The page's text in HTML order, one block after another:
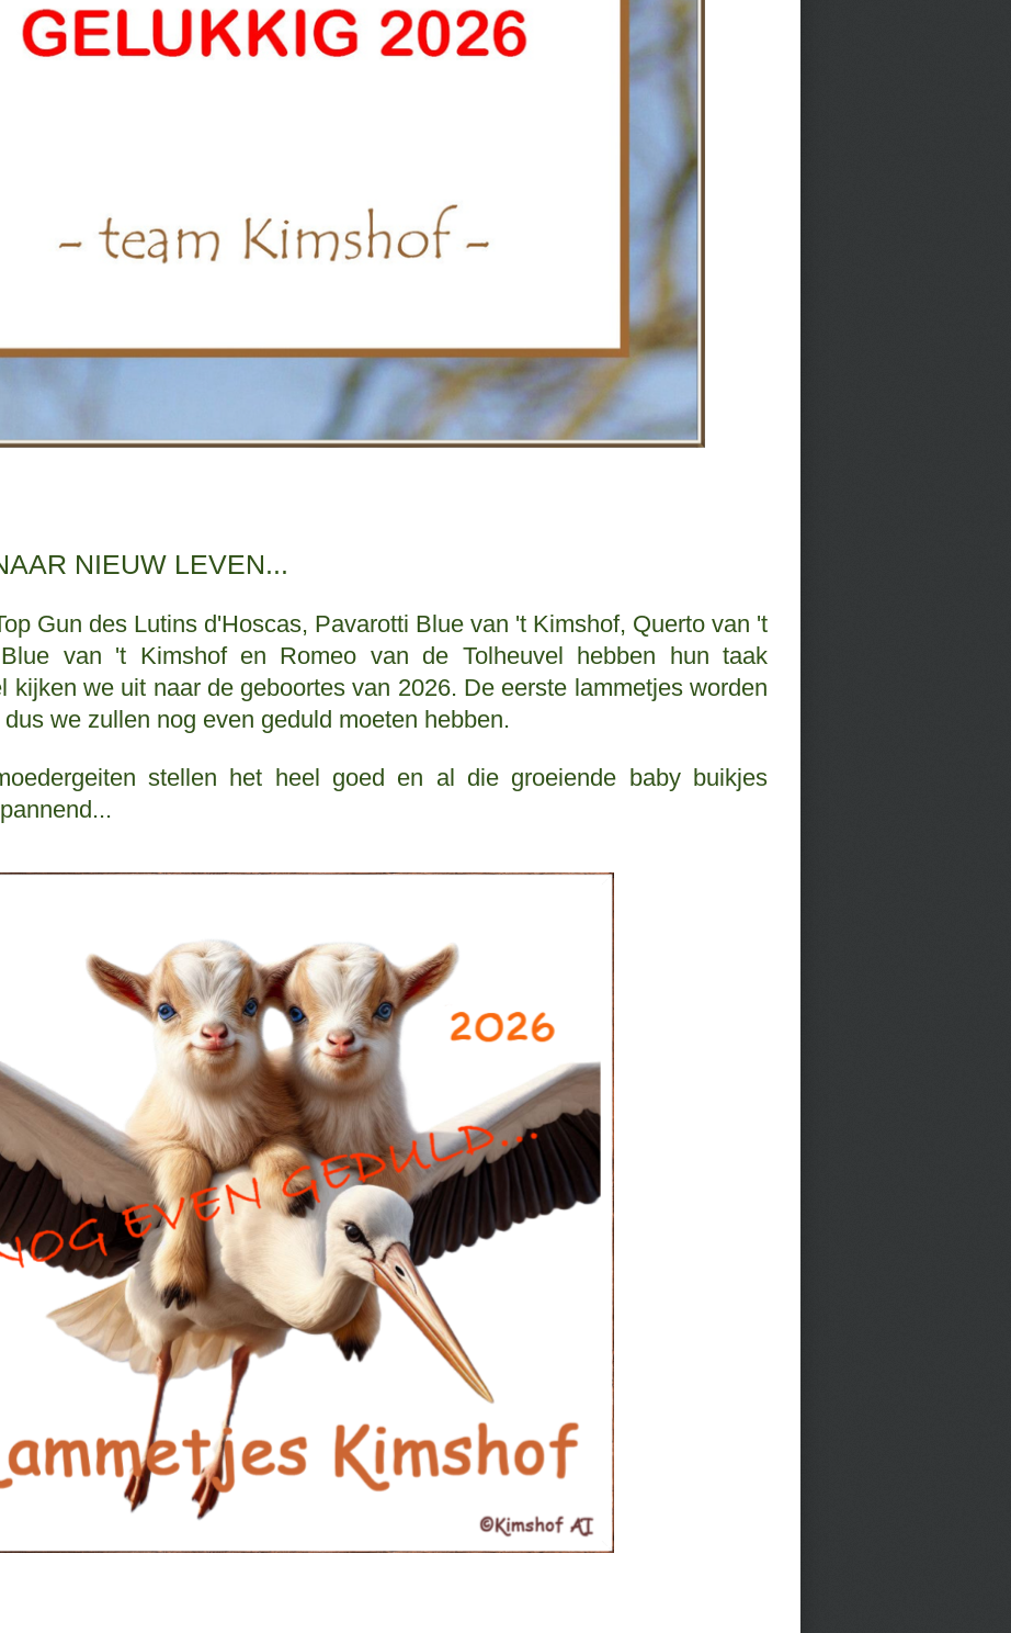
NIEUW LEVEN...
Gun des Lutins d'Hoscas, Pavarotti Blue van 't Kimshof, Querto van 't
van 't Kimshof en Romeo van de Tolheuvel hebben hun taak
kijken we uit naar de geboortes van 2026. De eerste lammetjes worden
we zullen nog even geduld moeten hebben.
stellen het heel goed en al die groeiende baby buikjes